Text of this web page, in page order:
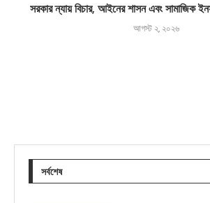
সরকার ন্যায় বিচার, আইনের শাসন এবং সামাজিক
আগস্ট ২, ২০২৬
সর্বশেষ